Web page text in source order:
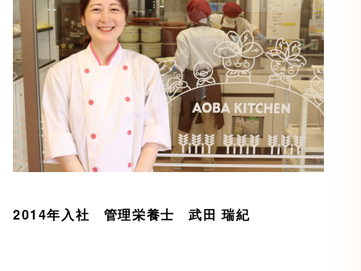
2014年入社 管理栄養士 武田 瑞紀